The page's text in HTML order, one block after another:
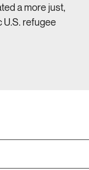
a more just,
U.S. refugee